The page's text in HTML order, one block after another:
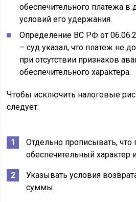
обеспечительного платежа в
условий его удержания.
Определение ВС РФ от
– суд указал, что платеж не
при отсутствии признаков
обеспечительного характера.
Чтобы исключить налоговые
следует:
Отдельно прописывать, что
обеспечительный характер
Указывать условия
суммы.